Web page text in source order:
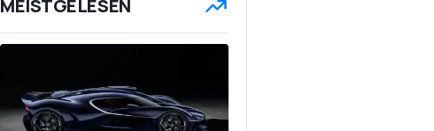
MEISTGELESEN